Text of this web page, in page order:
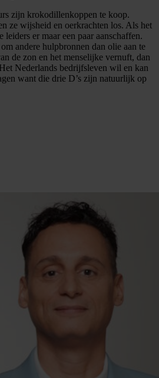
zijn krokodillenkoppen te koop.
ze wijsheid en oerkrachten los. Als het
leiders er maar een paar aanschaffen.
andere hulpbronnen dan olie aan te
de zon en het menselijke vernuft, dan
Nederlands bedrijfsleven wil en kan
want die drie D’s zijn natuurlijk op